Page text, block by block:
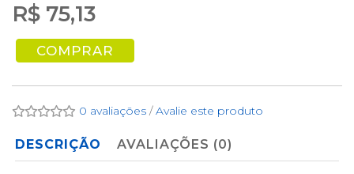
R$ 75,13
COMPRAR
0 avaliações /Avalie este produto
DESCRIÇÃO AVALIAÇÕES (0)